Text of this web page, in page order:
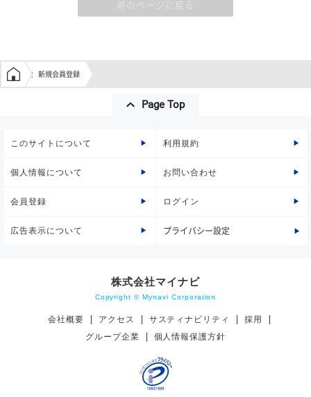
前のページに戻る
学生の窓口トップ
新規会員登録
Page Top
このサイトについて 利用規約
個人情報について お問い合わせ
会員登録 ログイン
広告表示について プライバシー設定
株式会社マイナビ
Copyright © Mynavi Corporation
会社概要 アクセス サスティナビリティ
採用
グループ企業
個人情報保護方針